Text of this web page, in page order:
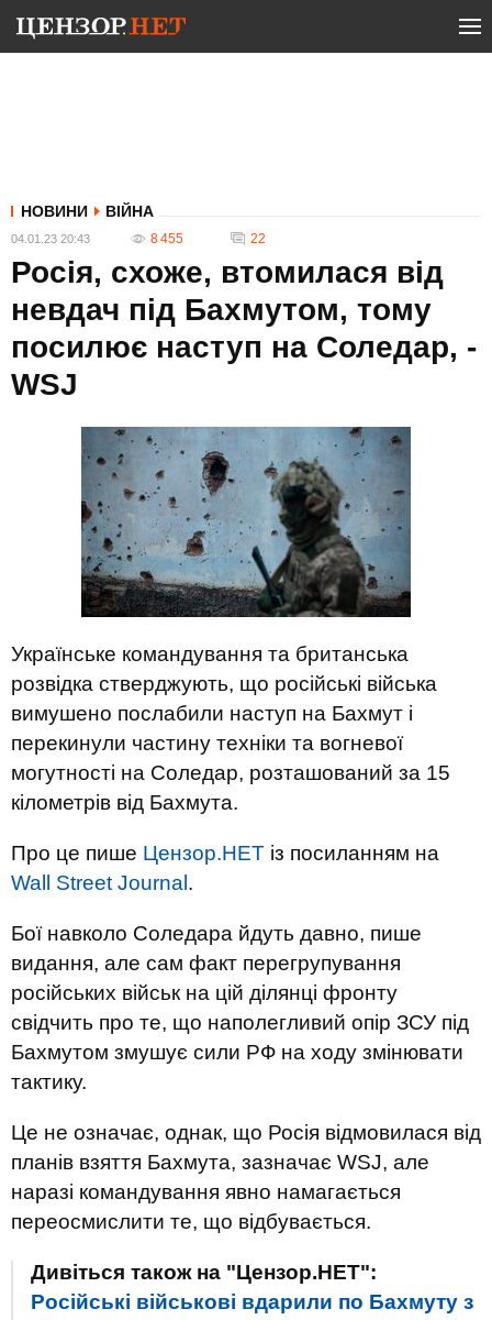
НОВИНИ ВІЙНА
04.01.23 20:43 8 455 22
Росія, схоже, втомилася від
невдач під Бахмутом, тому
посилює наступ на Соледар, -
WSJ
Українське командування та британська
розвідка стверджують, що російські війська
вимушено послабили наступ на Бахмут і
перекинули частину техніки та вогневої
могутності на Соледар, розташований за 15
кілометрів від Бахмута.
Про це пише Цензор.НЕТ із посиланням на
Wall Street Journal .
Бої навколо Соледара йдуть давно, пише
видання, але сам факт перегрупування
російських військ на цій ділянці фронту
свідчить про те, що наполегливий опір ЗСУ під
Бахмутом змушує сили РФ на ходу змінювати
тактику.
Це не означає, однак, що Росія відмовилася від
планів взяття Бахмута, зазначає WSJ, але
наразі командування явно намагається
переосмислити те, що відбувається.
Дивіться також на "Цензор.НЕТ":
Російські військові вдарили по Бахмуту з